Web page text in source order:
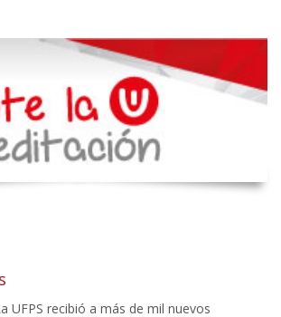
UFPS recibió a más de mil nuevos